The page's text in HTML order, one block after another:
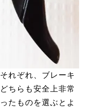
れぞれ、ブレーキ
ちらも安全上非常
たものを選ぶとよ